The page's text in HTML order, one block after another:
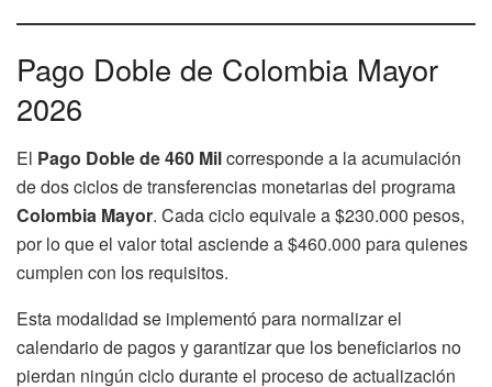
Pago Doble de Colombia Mayor
2026
El Pago Doble de 460 Milcorresponde a la acumulación
de dos ciclos de transferencias monetarias del programa
Colombia Mayor. Cada ciclo equivale a $230.000 pesos,
por lo que el valor total asciende a $460.000 para quienes
cumplen con los requisitos.
Esta modalidad se implementó para normalizar el
calendario de pagos y garantizar que los beneficiarios no
pierdan ningún ciclo durante el proceso de actualización